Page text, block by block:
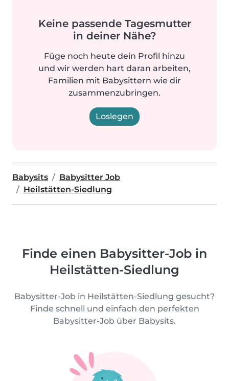
Keine passende Tagesmutter
in deiner Nähe?
Füge noch heute dein Profil hinzu
und wir werden hart daran arbeiten,
Familien mit Babysittern wie dir
zusammenzubringen.
Loslegen
Babysits
Babysitter Job
Heilstätten-Siedlung
Finde einen Babysitter-Job in
Heilstätten-Siedlung
Babysitter-Job in Heilstätten-Siedlung gesucht?
Finde schnell und einfach den perfekten
Babysitter-Job über Babysits.